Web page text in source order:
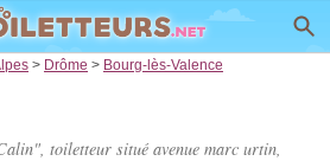
> Drôme > Bourg-lès-Valence
toiletteur situé avenue marc urtin,